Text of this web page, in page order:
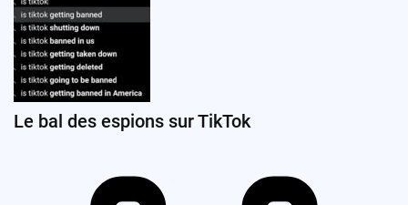
Le bal des espions sur TikTok